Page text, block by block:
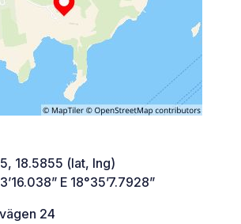
18.5855 (lat, lng)
E 18°35’7.7928”
24